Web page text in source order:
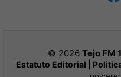
© 2026 Tejo FM
Estatuto Editorial